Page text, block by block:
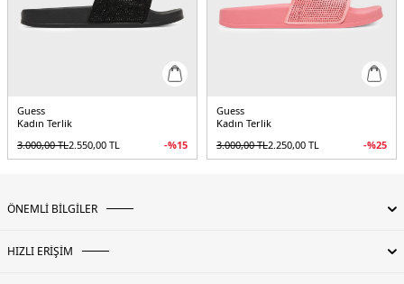
Guess
Kadın Terlik
3.000,00TL2.550,00 TL -%15
Guess
Kadın Terlik
3.000,00TL2.250,00 TL -%25
ÖNEMLİ BİLGİLER
HIZLI ERİŞİM